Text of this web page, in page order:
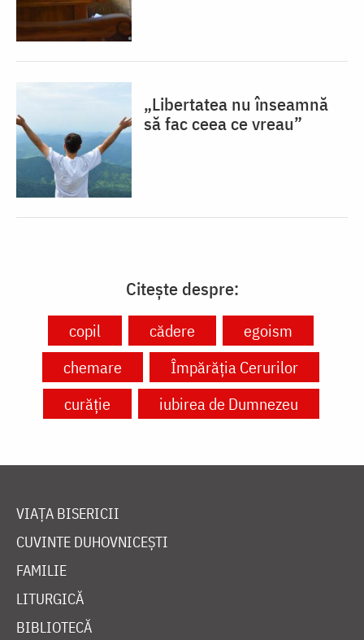
„Libertatea nu înseamnă
să fac ceea ce vreau”
Citește despre:
copil cădere
egoism
chemare
Împărăția Cerurilor
curăție
iubirea de Dumnezeu
VIAȚA BISERICII
CUVINTE DUHOVNICEȘTI
FAMILIE
LITURGICĂ
BIBLIOTECĂ